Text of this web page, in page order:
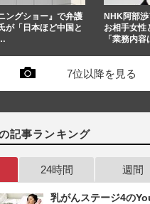
ングショー』で弁護
が「日本ほど中国と
NHK阿部
お相手女性
「業務内
7位以降を見る
記事ランキング
24時間 週間
乳がんステージ4の